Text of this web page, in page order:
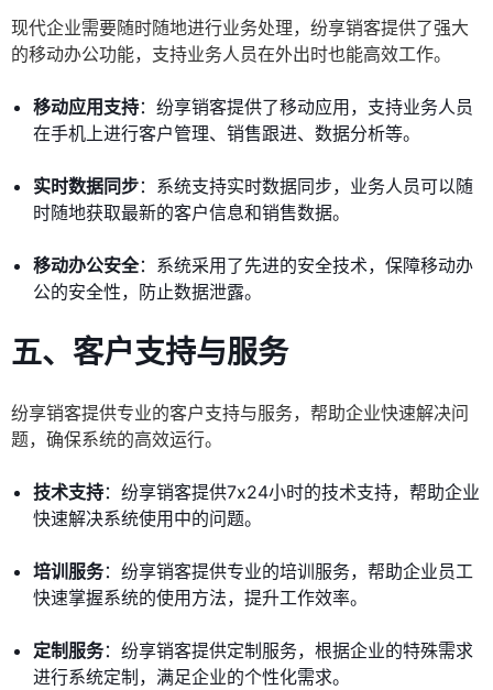
现代企业需要随时随地进行业务处理，纷享销客提供了强大
的移动办公功能，支持业务人员在外出时也能高效工作。
移动应用支持：纷享销客提供了移动应用，支持业务人员
在手机上进行客户管理、销售跟进、数据分析等。
实时数据同步：系统支持实时数据同步，业务人员可以随
时随地获取最新的客户信息和销售数据。
移动办公安全：系统采用了先进的安全技术，保障移动办
公的安全性，防止数据泄露。
五、 客户支持与服务
纷享销客提供专业的客户支持与服务，帮助企业快速解决问
题，确保系统的高效运行。
技术支持：纷享销客提供7x24小时的技术支持，帮助企业
快速解决系统使用中的问题。
培训服务：纷享销客提供专业的培训服务，帮助企业员工
快速掌握系统的使用方法，提升工作效率。
定制服务：纷享销客提供定制服务，根据企业的特殊需求
进行系统定制，满足企业的个性化需求。